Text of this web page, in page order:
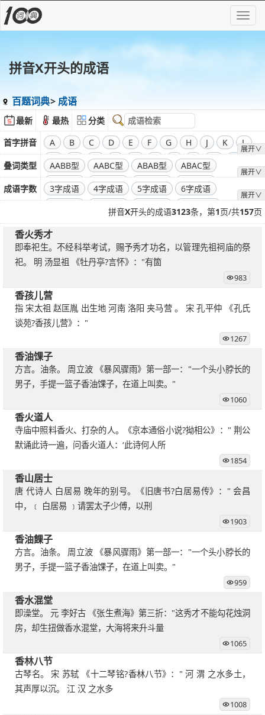
拼音X开头的成语
百题词典 成语
最新 最热
分类
首字拼音
展开∨
A B C D E F G H J K
L
M
N O P Q R S T W
Y
Z
叠词类型
展开∨
AABB型 AABC型 ABAB型
ABAC型
ABBA型
ABBC型 ABCA型
ABCB型
ABCC型
成语字数
展开∨
3字成语 4字成语 5字成语
6字成语
8字成语 9字成语
10字成语
11字成语
12字成语 13字成语 14字成语
拼音X开头的成语3123条，第1页/共157页
香火秀才
即奉祀生。不经科举考试，赐予秀才功名，以管理先祖祠庙的祭
祀。 明 汤显祖 《牡丹亭?言怀》："有箇
983
香孩儿营
指 宋太祖 赵匡胤 出生地 河南 洛阳 夹马营 。 宋 孔平仲 《孔氏
谈苑?香孩儿营》："
1267
香油馃子
方言。油条。 周立波 《暴风骤雨》第一部一："一个头小脖长的
男子，手提一篮子香油馃子，在道上叫卖。"
1060
香火道人
寺庙中照料香火、打杂的人。《京本通俗小说?拗相公》：" 荆公
默诵此诗一遍，问香火道人：‘此诗何人所
1854
香山居士
唐 代诗人 白居易 晚年的别号。《旧唐书?白居易传》：" 会昌
中，﹝ 白居易 ﹞请罢太子少傅，以刑
1903
香油餜子
方言。油条。 周立波 《暴风骤雨》第一部一："一个头小脖长的
男子，手提一篮子香油馃子，在道上叫卖。"
959
香水混堂
即澡堂。 元 李好古 《张生煮海》第三折："这秀才不能勾花烛洞
房，却生扭做香水混堂，大海将来升斗量
1065
香林八节
古琴名。 宋 苏轼 《十二琴铭?香林八节》：" 河 渭 之水多土，
其声厚以沉。 江 汉 之水多
1008